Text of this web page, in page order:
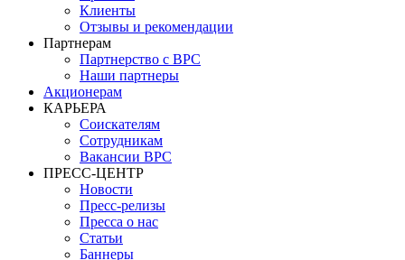
Клиенты
Отзывы и рекомендации
Партнерам
Партнерство с BPC
Наши партнеры
Акционерам
КАРЬЕРА
Соискателям
Сотрудникам
Вакансии BPC
ПРЕСС-ЦЕНТР
Новости
Пресс-релизы
Пресса о нас
Статьи
Баннеры